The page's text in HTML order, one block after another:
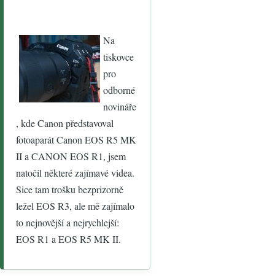
Na
tiskovce
pro
odborné
novináře
, kde Canon představoval
fotoaparát Canon EOS R5 MK
II a CANON EOS R1, jsem
natočil některé zajímavé videa.
Sice tam trošku bezprizorně
ležel EOS R3, ale mě zajímalo
to nejnovější a nejrychlejší:
EOS R1 a EOS R5 MK II.